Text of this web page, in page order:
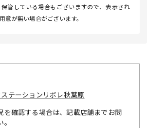
管している場合もございますので、表示され
意が無い場合がございます。
テーションリボレ秋葉原
確認する場合は、記載店舗までお問